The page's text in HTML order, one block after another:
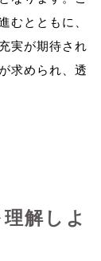
むとともに、
実が期待され
求められ、透
解しよ